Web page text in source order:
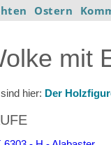
Ostern
mit
hier: Der